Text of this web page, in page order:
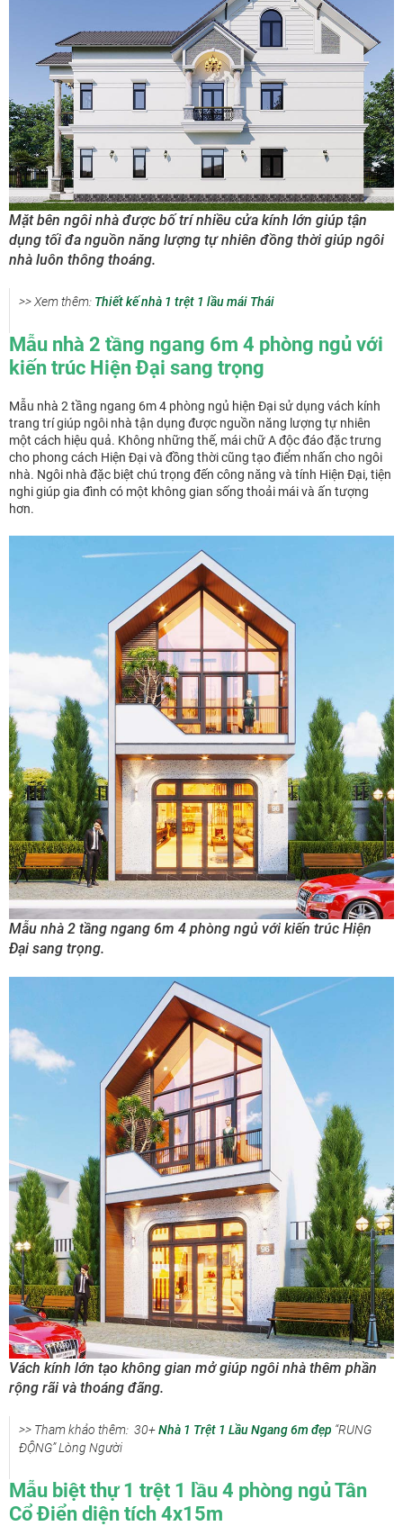
Mặt bên ngôi nhà được bố trí nhiều cửa kính lớn giúp tận
dụng tối đa nguồn năng lượng tự nhiên đồng thời giúp ngôi
nhà luôn thông thoáng.
>> Xem thêm: Thiết kế nhà 1 trệt 1 lầu mái Thái
Mẫu nhà 2 tầng ngang 6m 4 phòng ngủ với
kiến trúc Hiện Đại sang trọng
Mẫu nhà 2 tầng ngang 6m 4 phòng ngủ hiện Đại sử dụng vách kính
trang trí giúp ngôi nhà tận dụng được nguồn năng lượng tự nhiên
một cách hiệu quả. Không những thế, mái chữ A độc đáo đặc trưng
cho phong cách Hiện Đại và đồng thời cũng tạo điểm nhấn cho ngôi
nhà. Ngôi nhà đặc biệt chú trọng đến công năng và tính Hiện Đại, tiện
nghi giúp gia đình có một không gian sống thoải mái và ấn tượng
hơn.
Mẫu nhà 2 tầng ngang 6m 4 phòng ngủ với kiến trúc Hiện
Đại sang trọng.
Vách kính lớn tạo không gian mở giúp ngôi nhà thêm phần
rộng rãi và thoáng đãng.
>> Tham khảo thêm: 30+Nhà 1 Trệt 1 Lầu Ngang 6m đẹp “RUNG
ĐỘNG” Lòng Người
Mẫu biệt thự 1 trệt 1 lầu 4 phòng ngủ Tân
Cổ Điển diện tích 4x15m